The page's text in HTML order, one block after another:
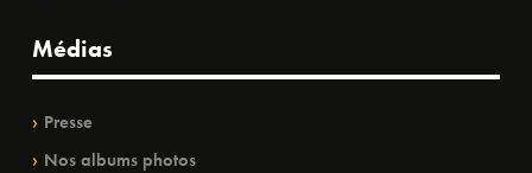
Médias
Presse
Nos albums photos